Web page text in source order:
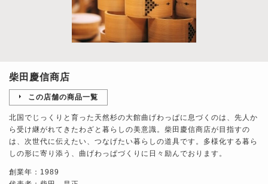
柴田慶信商店
この店舗の商品一覧
北国でじっくりと育った天然杉の大館曲げわっぱに息づくのは、先人か
ら受け継がれてきたわざと暮らしの美意識。柴田慶信商店が目指すの
は、次世代に伝えたい、つなげたい暮らしの道具です。多様化する暮ら
しの形に寄り添う、曲げわっぱづくりに日々励んでおります。
創業年：1989